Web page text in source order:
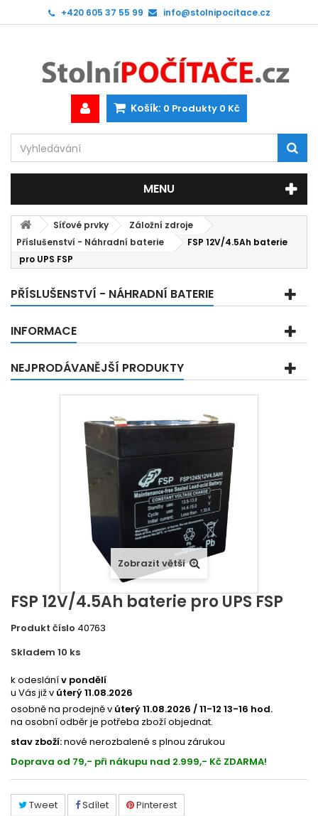
+420 605 37 55 99 info@stolnipocitace.cz
Košík: 0 Produkty 0 Kč
MENU
Síťové prvky
Záložní zdroje
Příslušenství - Náhradní baterie
FSP 12V/4.5Ah baterie
pro UPS FSP
PŘÍSLUŠENSTVÍ - NÁHRADNÍ BATERIE
INFORMACE
NEJPRODÁVANĚJŠÍ PRODUKTY
Zobrazit větší
FSP 12V/4.5Ah baterie pro UPS FSP
Produkt číslo 40763
Skladem 10 ks
k odeslánív pondělí
u Vás již v úterý 11.08.2026
osobně na prodejně v úterý 11.08.2026 / 11-12 13-16 hod.
na osobní odběr je potřeba zboží objednat.
stav zboží:nové nerozbalené s plnou zárukou
Doprava od 79,- při nákupu nad 2.999,- Kč ZDARMA!
Tweet Sdílet Pinterest